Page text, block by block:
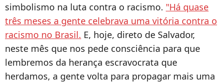
simbolismo na luta contra o racismo. "Há quase
três meses a gente celebrava uma vitória contra o
racismo no Brasil. E, hoje, direto de Salvador,
neste mês que nos pede consciência para que
lembremos da herança escravocrata que
herdamos, a gente volta para propagar mais uma